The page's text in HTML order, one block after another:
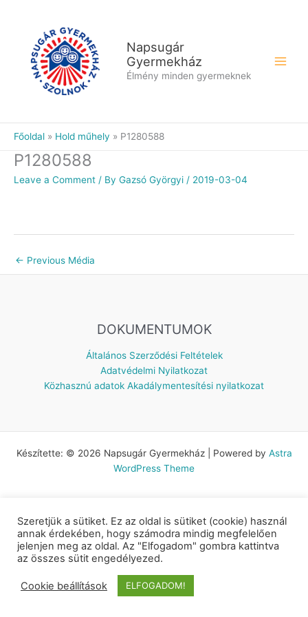
Napsugár
Gyermekház
Élmény minden gyermeknek
Főoldal Hold műhely P1280588
P1280588
Leave a Comment / By Gazsó Györgyi / 2019-03-04
← Previous Média
DOKUMENTUMOK
Általános Szerződési Feltételek
Adatvédelmi Nyilatkozat
Közhasznú adatok Akadálymentesítési nyilatkozat
Készítette: © 2026 Napsugár Gyermekház | Powered by Astra
WordPress Theme
Szeretjük a sütiket. Ez az oldal is sütiket (cookie) használ
annak érdekében, hogy számodra mindig megfelelően
jelenjen meg az oldal. Az "Elfogadom" gombra kattintva
az összes sütit engedélyezed.
Cookie beállítások ELFOGADOM!